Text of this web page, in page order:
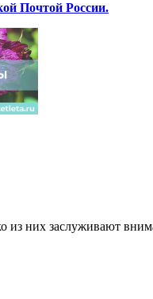
Почтой России.
из них заслуживают